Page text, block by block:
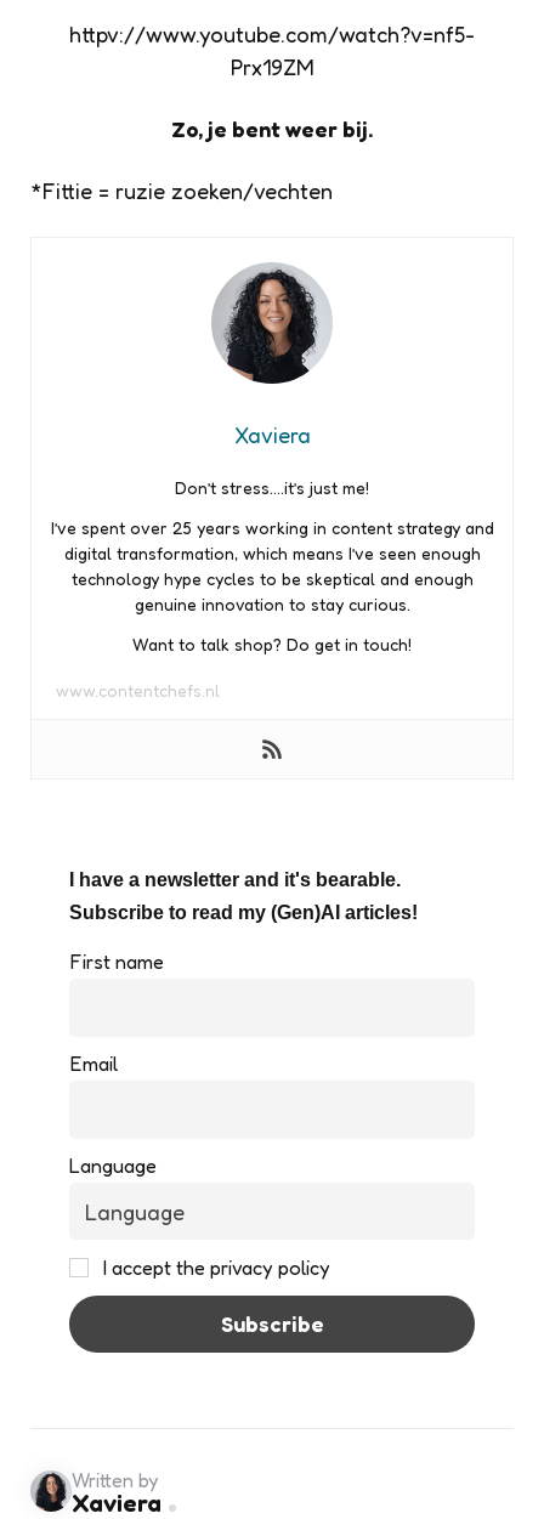
httpv://www.youtube.com/watch?v=nf5-
Prx19ZM
Zo, je bent weer bij.
*Fittie = ruzie zoeken/vechten
Xaviera
Don’t stress….it’s just me!
I’ve spent over 25 years working in content strategy and
digital transformation, which means I’ve seen enough
technology hype cycles to be skeptical and enough
genuine innovation to stay curious.
Want to talk shop? Do get in touch!
www.contentchefs.nl
I have a newsletter and it's bearable.
Subscribe to read my (Gen)AI articles!
First name
Email
Language
I accept the privacy policy
Written by
Xaviera